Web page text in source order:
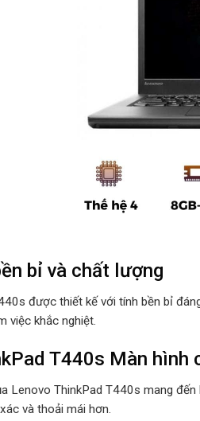
bỉ và chất lượng
được thiết kế với tính bền bỉ
việc khắc nghiệt.
T440s Màn hình
Lenovo ThinkPad T440s mang
và thoải mái hơn.